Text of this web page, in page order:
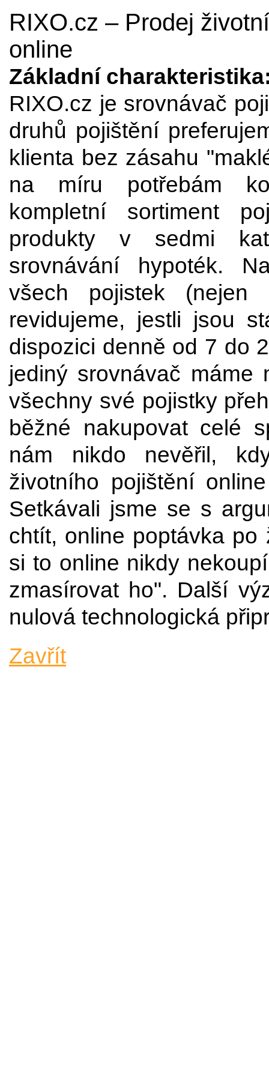
RIXO.cz – Prodej
online
Základní
RIXO.cz je srovnávač
druhů pojištění
klienta bez zásahu
na míru potřebám
kompletní sortiment
produkty v sedmi
srovnávání hypoték.
všech pojistek (nejen
revidujeme, jestli jsou
dispozici denně od 7 do
jediný srovnávač máme
všechny své pojistky
běžné nakupovat celé
nám nikdo nevěřil,
životního pojištění
Setkávali jsme se s
chtít, online poptávka po
si to online nikdy
zmasírovat ho". Další
nulová technologická
Zavřít